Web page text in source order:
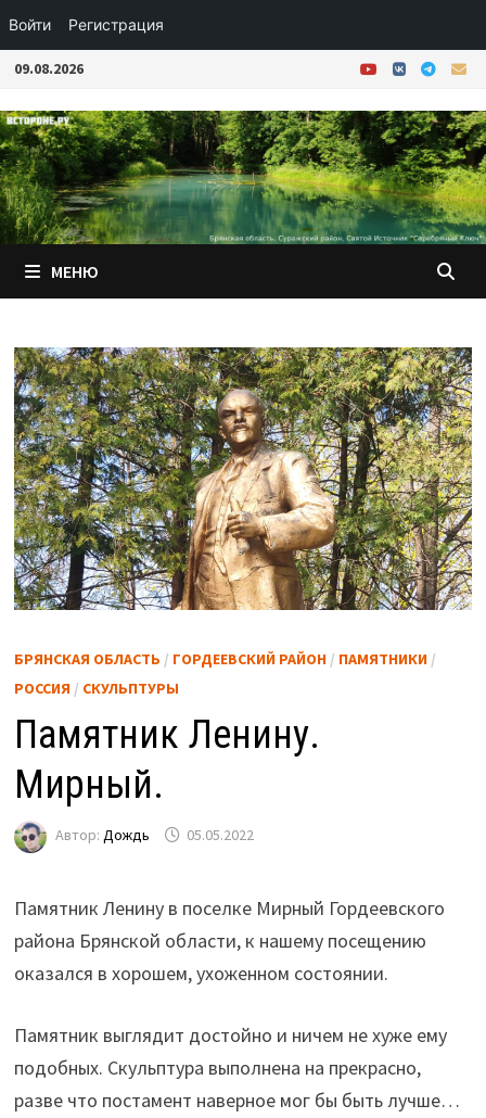
Войти Регистрация
Перейти
содержимому
09.08.2026
МЕНЮ
БРЯНСКАЯ ОБЛАСТЬ / ГОРДЕЕВСКИЙ РАЙОН/ ПАМЯТНИКИ/
РОССИЯ / СКУЛЬПТУРЫ
Памятник Ленину.
Мирный.
Автор: Дождь 05.05.2022
Памятник Ленину в поселке Мирный Гордеевского
района Брянской области, к нашему посещению
оказался в хорошем, ухоженном состоянии.
Памятник выглядит достойно и ничем не хуже ему
подобных. Скульптура выполнена на прекрасно,
разве что постамент наверное мог бы быть лучше…